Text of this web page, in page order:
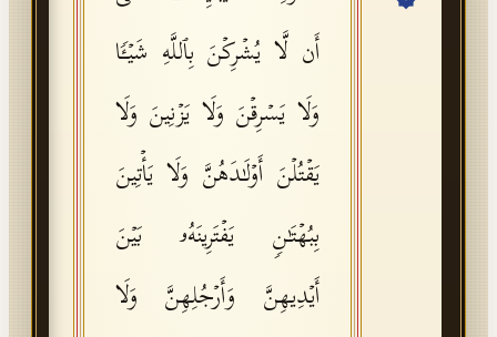
API Documentation
Font Edition Tester
أَن لَّا یُشۡرِكۡنَ بِٱللَّهِ شَیۡـࣰٔا
وَلَا یَسۡرِقۡنَ وَلَا یَزۡنِینَ وَلَا
یَقۡتُلۡنَ أَوۡلَـٰدَهُنَّ وَلَا یَأۡتِینَ
بِبُهۡتَـٰنࣲ یَفۡتَرِینَهُۥ بَیۡنَ
أَیۡدِیهِنَّ وَأَرۡجُلِهِنَّ وَلَا